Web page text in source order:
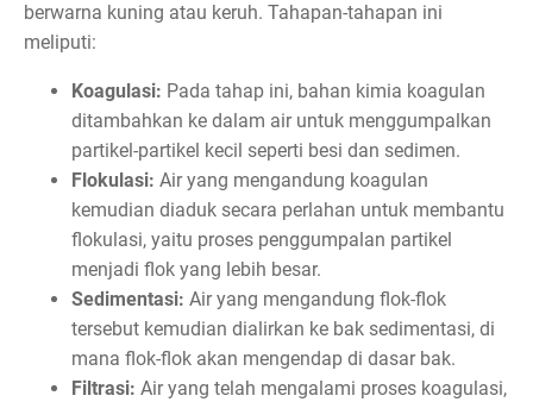
berwarna kuning atau keruh. Tahapan-tahapan ini
meliputi:
Koagulasi: Pada tahap ini, bahan kimia koagulan
ditambahkan ke dalam air untuk menggumpalkan
partikel-partikel kecil seperti besi dan sedimen.
Flokulasi: Air yang mengandung koagulan
kemudian diaduk secara perlahan untuk membantu
flokulasi, yaitu proses penggumpalan partikel
menjadi flok yang lebih besar.
Sedimentasi: Air yang mengandung flok-flok
tersebut kemudian dialirkan ke bak sedimentasi, di
mana flok-flok akan mengendap di dasar bak.
Filtrasi: Air yang telah mengalami proses koagulasi,